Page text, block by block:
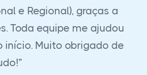
e gostei muito. Gostaria
atenção e
da equipe.”